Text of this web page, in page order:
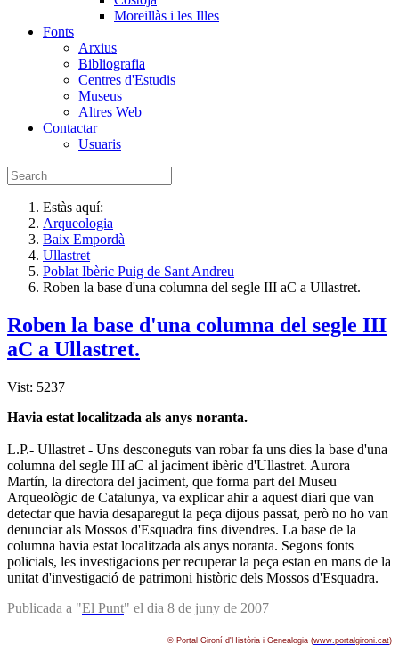
Moreillàs i les Illes
Fonts
Arxius
Bibliografia
Centres d'Estudis
Museus
Altres Web
Contactar
Usuaris
Estàs aquí:
Arqueologia
Baix Empordà
Ullastret
Poblat Ibèric Puig de Sant Andreu
Roben la base d'una columna del segle III aC a Ullastret.
Roben la base d'una columna del segle III
aC a Ullastret.
Vist: 5237
Havia estat localitzada als anys noranta.
L.P.- Ullastret - Uns desconeguts van robar fa uns dies la base d'una
columna del segle III aC al jaciment ibèric d'Ullastret. Aurora
Martín, la directora del jaciment, que forma part del Museu
Arqueològic de Catalunya, va explicar ahir a aquest diari que van
detectar que havia desaparegut la peça dijous passat, però no ho van
denunciar als Mossos d'Esquadra fins divendres. La base de la
columna havia estat localitzada als anys noranta. Segons fonts
policials, les investigacions per recuperar la peça estan en mans de la
unitat d'investigació de patrimoni històric dels Mossos d'Esquadra.
Publicada a "El Punt" el dia 8 de juny de 2007
© Portal Gironí d'Història i Genealogia (www.portalgironi.cat)